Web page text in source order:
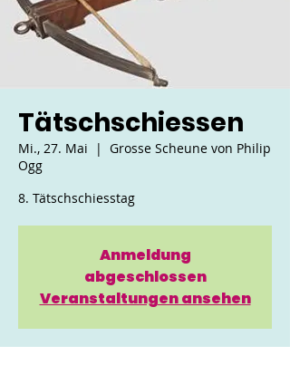
Tätschschiessen
Mi., 27. Mai
  |
Grosse Scheune von Philip
Ogg
8. Tätschschiesstag
Anmeldung
abgeschlossen
Veranstaltungen ansehen